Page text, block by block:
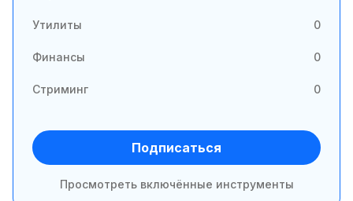
Утилиты 0
Финансы 0
Стриминг 0
Подписаться
Просмотреть включённые инструменты